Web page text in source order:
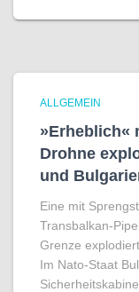
ALLGEMEIN
»Erheblich«
Drohne
und
Eine mit
Transbalkan-
Grenze
Im Nato-Staat